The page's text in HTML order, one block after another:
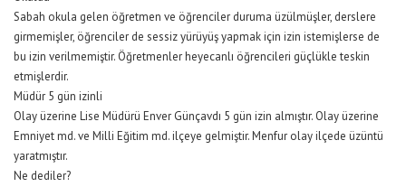
Sabah okula gelen öğretmen ve öğrenciler duruma üzülmüşler, derslere
girmemişler, öğrenciler de sessiz yürüyüş yapmak için izin istemişlerse de
bu izin verilmemiştir. Öğretmenler heyecanlı öğrencileri güçlükle teskin
etmişlerdir.
Müdür 5 gün izinli
Olay üzerine Lise Müdürü Enver Günçavdı 5 gün izin almıştır. Olay üzerine
Emniyet md. ve Milli Eğitim md. ilçeye gelmiştir. Menfur olay ilçede üzüntü
yaratmıştır.
Ne dediler?